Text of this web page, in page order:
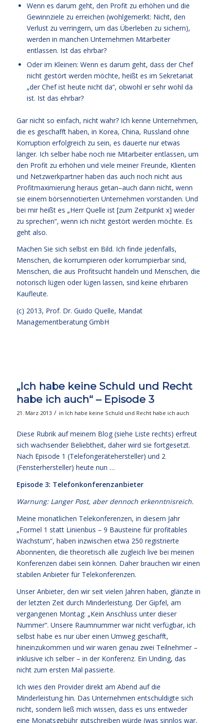
Wenn es darum geht, den Profit zu erhöhen und die
Gewinnziele zu erreichen (wohlgemerkt: Nicht, den
Verlust zu verringern, um das Überleben zu sichern),
werden in manchen Unternehmen Mitarbeiter
entlassen. Ist das ehrbar?
Oder im Kleinen: Wenn es darum geht, dass der Chef
nicht gestört werden möchte, heißt es im Sekretariat
„der Chef ist heute nicht da“, obwohl er sehr wohl da
ist. Ist das ehrbar?
Gar nicht so einfach, nicht wahr? Ich kenne Unternehmen,
die es geschafft haben, in Korea, China, Russland ohne
Korruption erfolgreich zu sein, es dauerte nur etwas
länger. Ich selber habe noch nie Mitarbeiter entlassen, um
den Profit zu erhöhen und viele meiner Freunde, Klienten
und Netzwerkpartner haben das auch noch nicht aus
Profitmaximierung heraus getan–auch dann nicht, wenn
sie einem börsennotierten Unternehmen vorstanden. Und
bei mir heißt es „Herr Quelle ist [zum Zeitpunkt x] wieder
zu sprechen“, wenn ich nicht gestört werden möchte. Es
geht also.
Machen Sie sich selbst ein Bild. Ich finde jedenfalls,
Menschen, die korrumpieren oder korrumpierbar sind,
Menschen, die aus Profitsucht handeln und Menschen, die
notorisch lügen oder lügen lassen, sind keine ehrbaren
Kaufleute.
(c) 2013, Prof. Dr. Guido Quelle, Mandat
Managementberatung GmbH
„Ich habe keine Schuld und Recht
habe ich auch“ – Episode 3
21. März 2013 / in Ich habe keine Schuld und Recht habe ich auch
Diese Rubrik auf meinem Blog (siehe Liste rechts) erfreut
sich wachsender Beliebtheit, daher wird sie fortgesetzt.
Nach Episode 1 (Telefongerätehersteller) und 2
(Fensterhersteller) heute nun …
Episode 3: Telefonkonferenzanbieter
Warnung: Langer Post, aber dennoch erkenntnisreich.
Meine monatlichen Telekonferenzen, in diesem Jahr
„Formel 1 statt Linienbus – 9 Bausteine für profitables
Wachstum“, haben inzwischen etwa 250 registrierte
Abonnenten, die theoretisch alle zugleich live bei meinen
Konferenzen dabei sein können. Daher brauchen wir einen
stabilen Anbieter für Telekonferenzen.
Unser Anbieter, den wir seit vielen Jahren haben, glänzte in
der letzten Zeit durch Minderleistung. Der Gipfel, am
vergangenen Montag: „Kein Anschluss unter dieser
Nummer“. Unsere Raumnummer war nicht verfügbar, ich
selbst habe es nur über einen Umweg geschafft,
hineinzukommen und wir waren genau zwei Teilnehmer –
inklusive ich selber – in der Konferenz. Ein Unding, das
nicht zum ersten Mal passierte.
Ich wies den Provider direkt am Abend auf die
Minderleistung hin. Das Unternehmen entschuldigte sich
nicht, sondern ließ mich wissen, dass es uns entweder
eine Monatsgebühr gutschreiben würde (was sinnlos war,